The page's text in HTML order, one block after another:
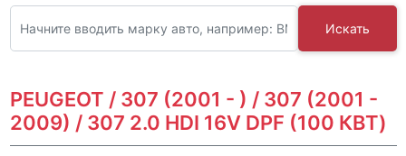
Искать
PEUGEOT / 307 (2001 - ) / 307 (2001 -
2009) / 307 2.0 HDI 16V DPF (100 КВТ)